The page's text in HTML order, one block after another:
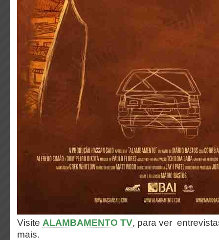
Visite ALAMBAMENTO TV, para ver
mais.